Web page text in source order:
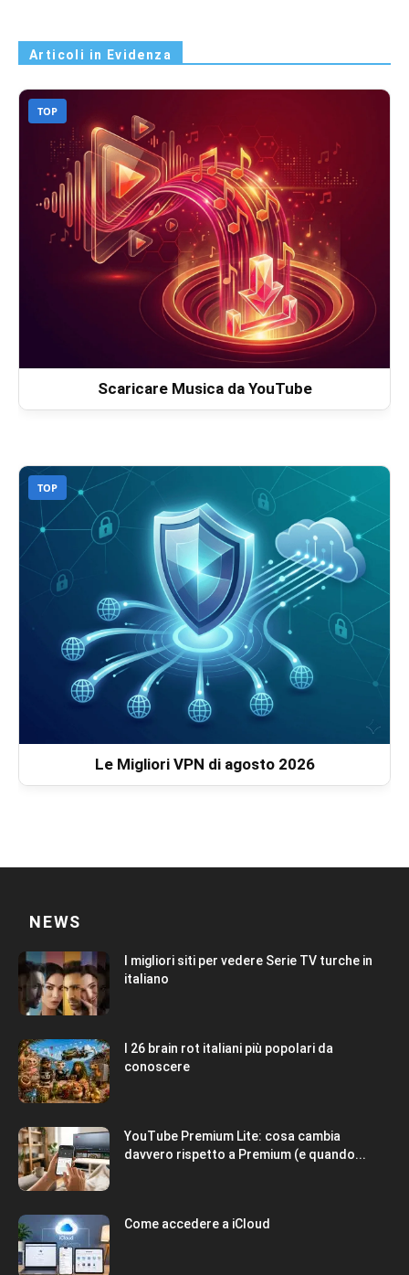
Articoli in Evidenza
TOP
Scaricare Musica da YouTube
TOP
Le Migliori VPN di agosto 2026
NEWS
I migliori siti per vedere Serie TV turche in
italiano
I 26 brain rot italiani più popolari da
conoscere
YouTube Premium Lite: cosa cambia
davvero rispetto a Premium (e quando...
Come accedere a iCloud